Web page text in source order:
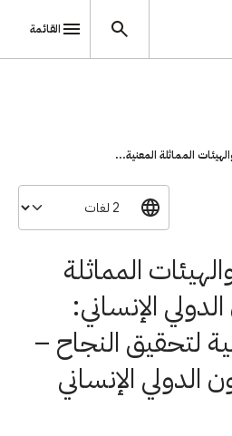
القائمة
المماثلة المعنية...
المماثلة
الإنساني:
لتحقيق النجاح –
الدولي الإنساني